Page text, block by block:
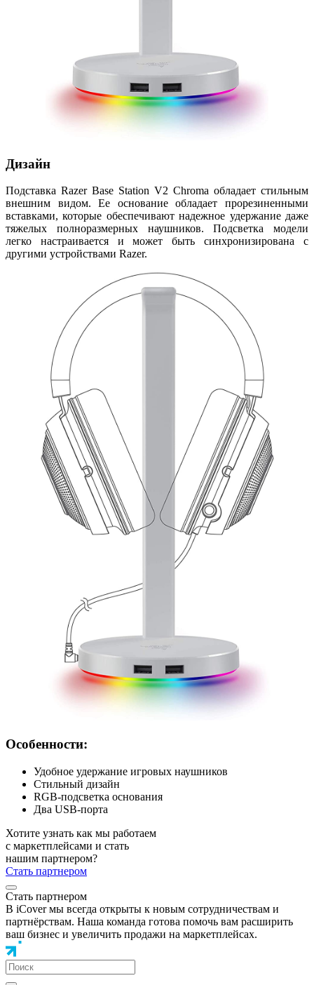
Дизайн
Подставка Razer Base Station V2 Chroma обладает стильным
внешним видом. Ее основание обладает прорезиненными
вставками, которые обеспечивают надежное удержание даже
тяжелых полноразмерных наушников. Подсветка модели
легко настраивается и может быть синхронизирована с
другими устройствами Razer.
Особенности:
Удобное удержание игровых наушников
Стильный дизайн
RGB-подсветка основания
Два USB-порта
Хотите узнать как мы работаем
с маркетплейсами и стать
нашим партнером?
Стать партнером
Стать партнером
В iCover мы всегда открыты к новым сотрудничествам и
партнёрствам. Наша команда готова помочь вам расширить
ваш бизнес и увеличить продажи на маркетплейсах.